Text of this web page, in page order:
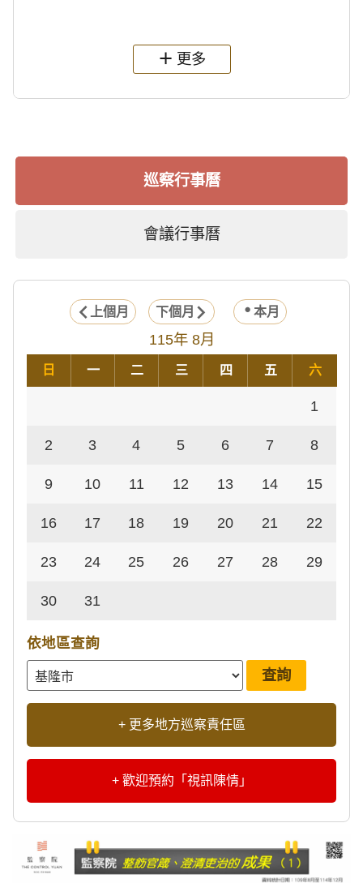
過世後，總統府於89年間函請其家屬
繼續留住
更多
巡察行事曆
會議行事曆
上個月 下個月 本月
115年 8月
日 一 二 三 四 五 六
1
2 3 4 5 6 7 8
9 10 11 12 13 14 15
16 17 18 19 20 21 22
23 24 25 26 27 28 29
30 31
依地區查詢
+ 更多地方巡察責任區
+ 歡迎預約「視訊陳情」